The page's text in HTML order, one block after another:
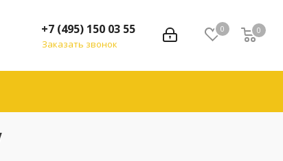
0 0
+7 (495) 150 03 55
Заказать звонок